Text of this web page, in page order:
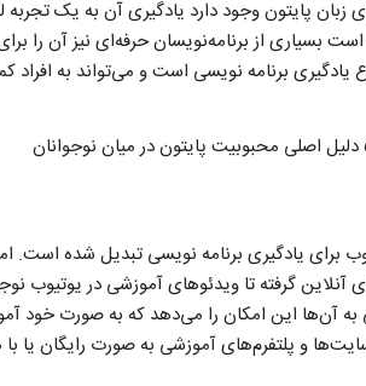
زبان پایتون وجود دارد یادگیری آن به یک
بسیاری از برنامه‌نویسان حرفه‌ای نیز آن را
یادگیری برنامه‌ نویسی است و می‌تواند به افراد
یادگیری برنامه‌ نویسی تبدیل شده است.
آنلاین گرفته تا ویدئوهای آموزشی در یوتیوب
به آن‌ها این امکان را می‌دهد که به صورت خود
و پلتفرم‌های آموزشی به صورت رایگان یا